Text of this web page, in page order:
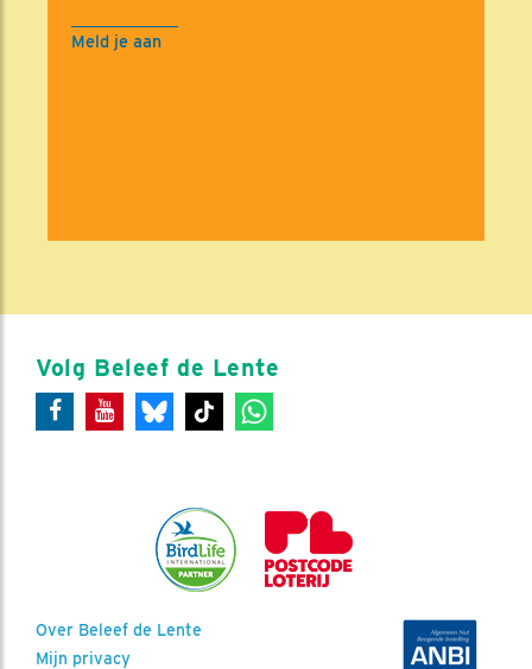
Meld je aan
Volg Beleef de Lente
Over Beleef de Lente
Mijn privacy